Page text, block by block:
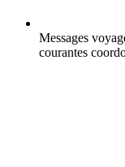
Messages
courantes